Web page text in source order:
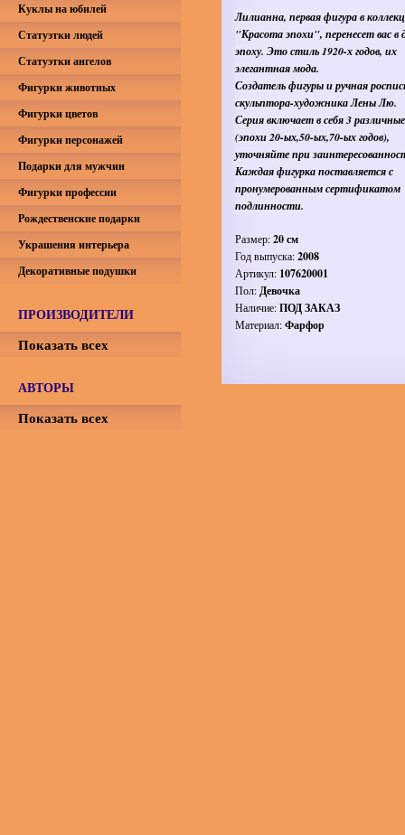
Лилианна, первая фигура в
"Красота эпохи", перенесет вас в
эпоху. Это стиль 1920-х годов, их
элегантная мода.
Создатель фигуры и ручная
скульптора-художника Лены Лю.
Серия включает в себя 3
(эпохи 20-ых,50-ых,70-ых годов),
уточняйте при
Каждая фигурка поставляется с
пронумерованным сертификатом
подлинности.
Размер:20 см
Год выпуска:2008
Артикул: 107620001
Пол:Девочка
Наличие:ПОД ЗАКАЗ
Материал:Фарфор
Куклы на юбилей
Статуэтки людей
Статуэтки ангелов
Фигурки животных
Фигурки цветов
Фигурки персонажей
Подарки для мужчин
Фигурки профессии
Рождественские подарки
Украшения интерьера
Декоративные подушки
ПРОИЗВОДИТЕЛИ
Показать всех
АВТОРЫ
Показать всех